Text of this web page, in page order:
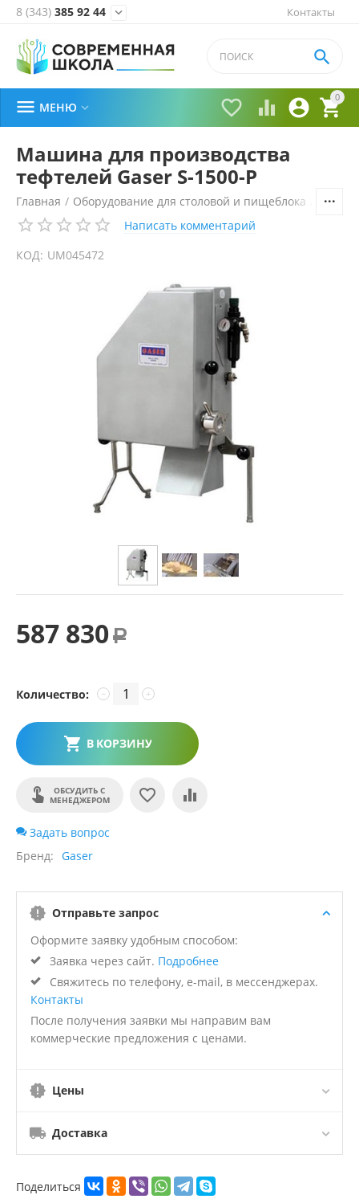
Контакты
8 (343) 385 92 44 
0


 

 МЕНЮ 
Машина для производства
тефтелей Gaser S-1500-P
Главная / Оборудование для столовой и пищеблока
Написать комментарий
КОД: UM045472
587 830 Р
Количество: +
−
В КОРЗИНУ
ОБСУДИТЬ С
МЕНЕДЖЕРОМ
Задать вопрос
Бренд
Gaser
Отправьте запрос
Оформите заявку удобным способом:
Заявка через сайт. Подробнее
Свяжитесь по телефону, e-mail, в мессенджерах.
Контакты
После получения заявки мы направим вам
коммерческие предложения с ценами.
Цены
Доставка
Поделиться